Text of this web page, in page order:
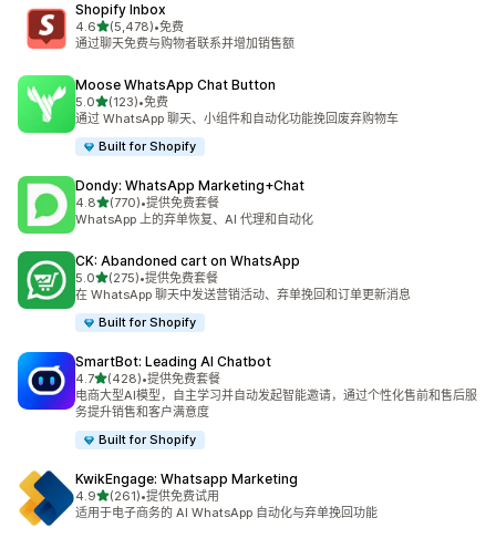
Shopify Inbox
4.6星（满分 5 星）
(5,478)
总共 5478 条评论
•免费
通过聊天免费与购物者联系并增加销售额
Moose WhatsApp Chat Button
5.0星（满分 5 星）
(123)
总共 123 条评论
•免费
通过 WhatsApp 聊天、小组件和自动化功能挽回废弃购物车
Built for Shopify
Dondy: WhatsApp Marketing+Chat
4.8星（满分 5 星）
(770)
总共 770 条评论
•提供免费套餐
WhatsApp 上的弃单恢复、AI 代理和自动化
CK: Abandoned cart on WhatsApp
5.0星（满分 5 星）
(275)
总共 275 条评论
•提供免费套餐
在 WhatsApp 聊天中发送营销活动、弃单挽回和订单更新消息
Built for Shopify
SmartBot: Leading AI Chatbot
4.7星（满分 5 星）
(428)
总共 428 条评论
•提供免费套餐
电商大型AI模型，自主学习并自动发起智能邀请，通过个性化售前和售后服
务提升销售和客户满意度
Built for Shopify
KwikEngage: Whatsapp Marketing
4.9星（满分 5 星）
(261)
总共 261 条评论
•提供免费试用
适用于电子商务的 AI WhatsApp 自动化与弃单挽回功能